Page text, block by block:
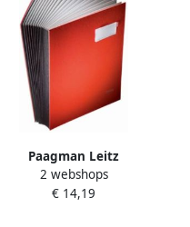
Paagman Leitz
handtekenmap 20 vakken
rood
2 webshops
€ 14,19